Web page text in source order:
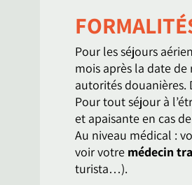
Pour les séjours
mois après la date
autorités douanières.
Pour tout séjour à
et apaisante en cas
Au niveau médical :
voir votre médecin
turista…).